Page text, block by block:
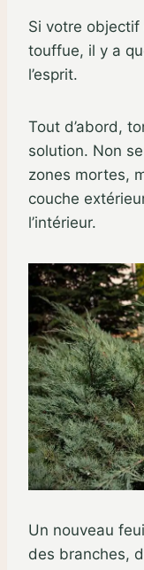
Si votre objectif
touffue, il y a
l’esprit.
Tout d’abord,
solution. Non
zones mortes,
couche
l’intérieur.
Un nouveau
des branches,